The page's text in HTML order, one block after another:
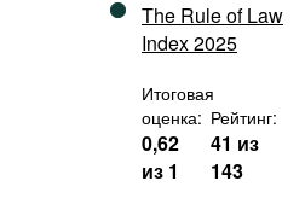
The Rule of Law
Index 2025
Итоговая
оценка:
0,62
из 1
Рейтинг:
41 из
143